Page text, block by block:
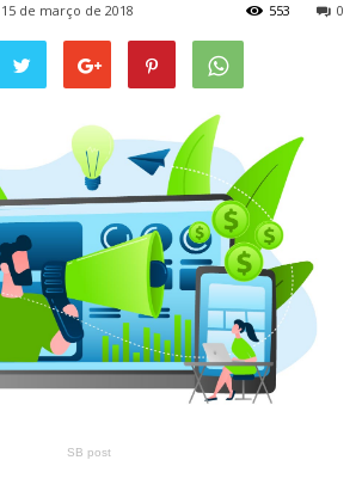
15 de março de 2018 0
553
SB post